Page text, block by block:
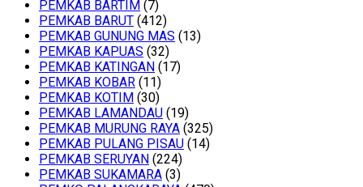
PEMKAB BARTIM (7)
PEMKAB BARUT (412)
PEMKAB GUNUNG MAS (13)
PEMKAB KAPUAS (32)
PEMKAB KATINGAN (17)
PEMKAB KOBAR (11)
PEMKAB KOTIM (30)
PEMKAB LAMANDAU (19)
PEMKAB MURUNG RAYA (325)
PEMKAB PULANG PISAU (14)
PEMKAB SERUYAN (224)
PEMKAB SUKAMARA (3)